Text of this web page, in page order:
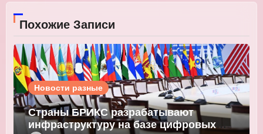
Похожие Записи
Новости разные
Страны БРИКС разрабатывают
инфраструктуру на базе цифровых